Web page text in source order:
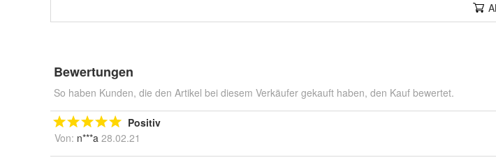
Bewertungen
So haben Kunden, die den Artikel bei diesem Verkäufer gekauft haben, den Kauf bewertet.
Positiv
Von: n***a 28.02.21